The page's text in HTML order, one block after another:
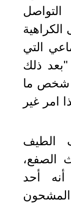
الكراهية
التي
"بعد ذلك
شخص ما
امر غير
الطيف
الصفع،
أحد